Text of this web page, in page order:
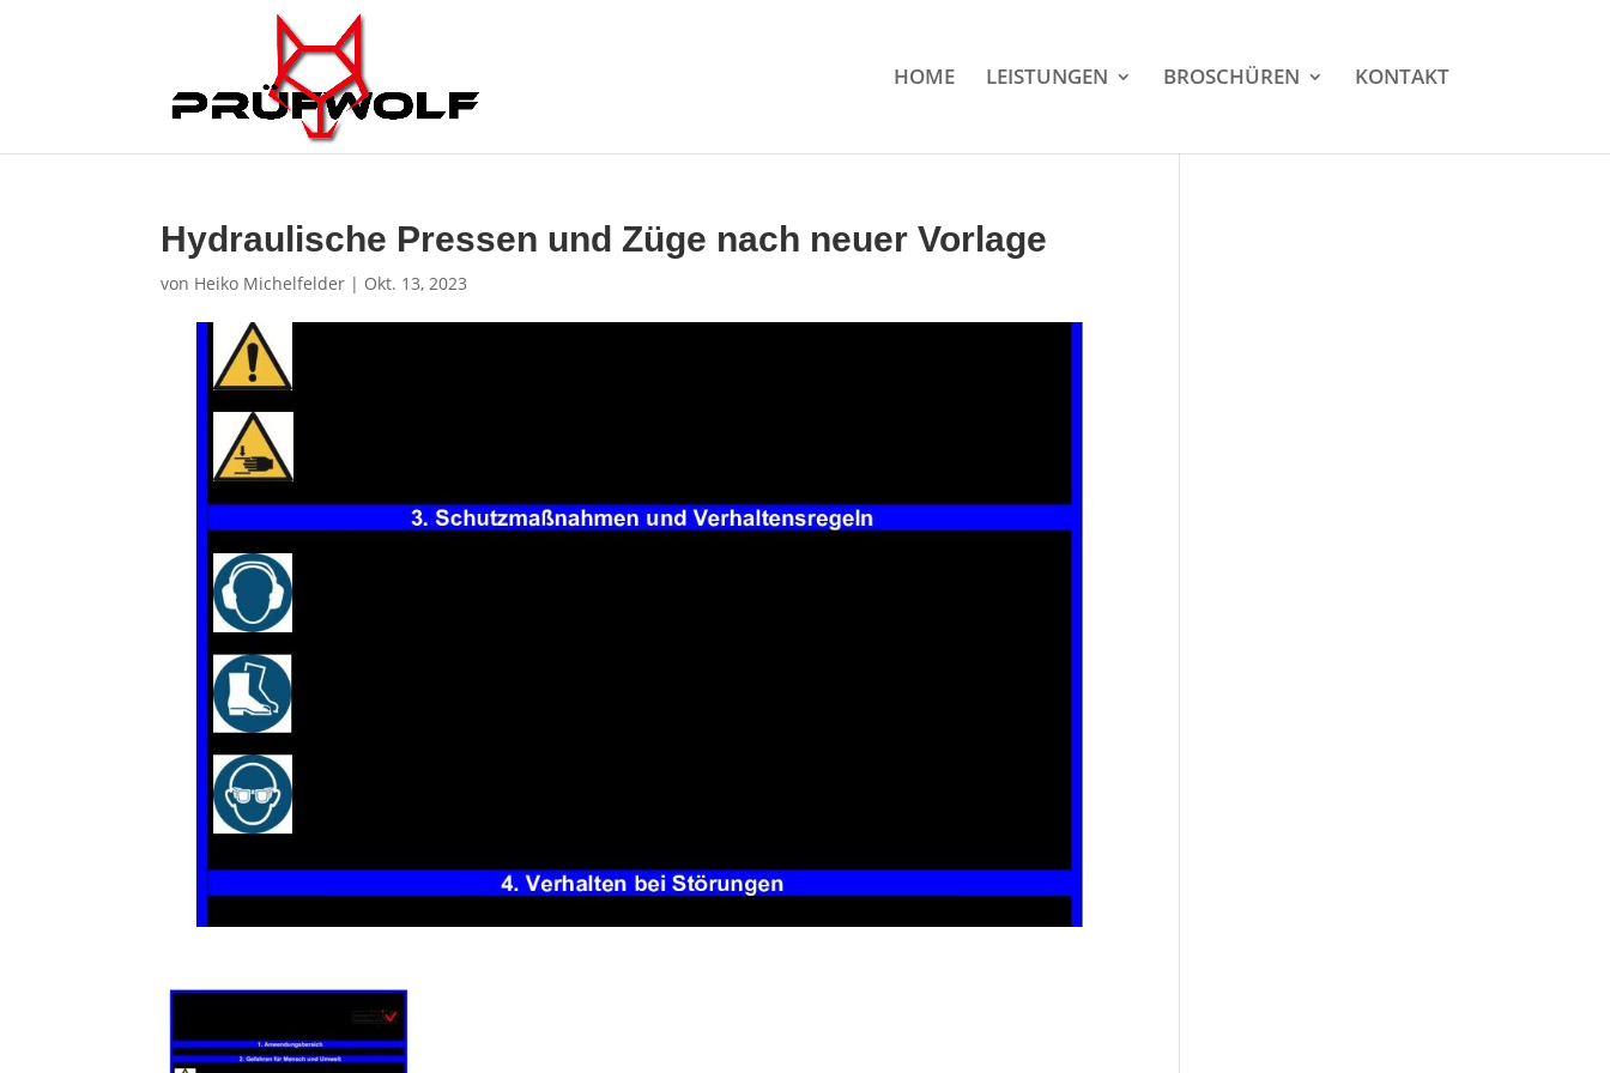
HOME LEISTUNGEN BROSCHÜREN KONTAKT
Hydraulische Pressen und Züge nach neuer Vorlage
von Heiko Michelfelder | Okt. 13, 2023